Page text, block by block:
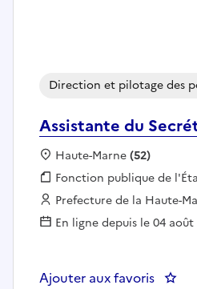
Assistante du
Direction et pilotage des
Localisation :
Haute-Marne(52)
Fonction publique :
Fonction publique de
Employeur :
Prefecture de la Haute-
En ligne depuis le 04 août
Ajouter aux favoris :